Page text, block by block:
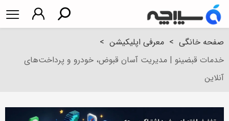
صفحه خانگی > معرفی اپلیکیشن >
خدمات قبضینو | مدیریت آسان قبوض، خودرو و پرداخت‌های
آنلاین